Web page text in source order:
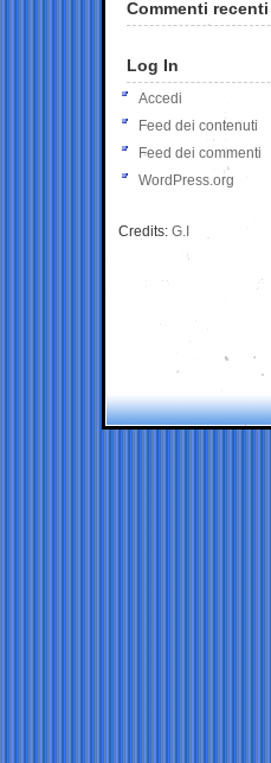
Commenti recenti
Log In
Accedi
Feed dei contenuti
Feed dei commenti
WordPress.org
Credits: G.I